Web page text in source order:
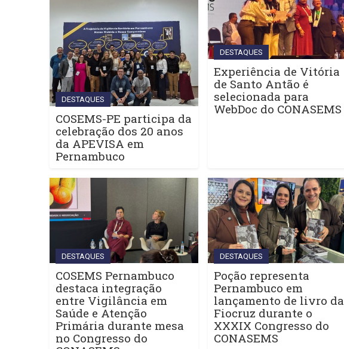
DESTAQUES
COSEMS-PE participa da
celebração dos 20 anos
da APEVISA em
Pernambuco
DESTAQUES
Experiência de Vitória
de Santo Antão é
selecionada para
WebDoc do CONASEMS
DESTAQUES
COSEMS Pernambuco
destaca integração
entre Vigilância em
Saúde e Atenção
Primária durante mesa
no Congresso do
DESTAQUES
Poção representa
Pernambuco em
lançamento de livro da
Fiocruz durante o
XXXIX Congresso do
CONASEMS